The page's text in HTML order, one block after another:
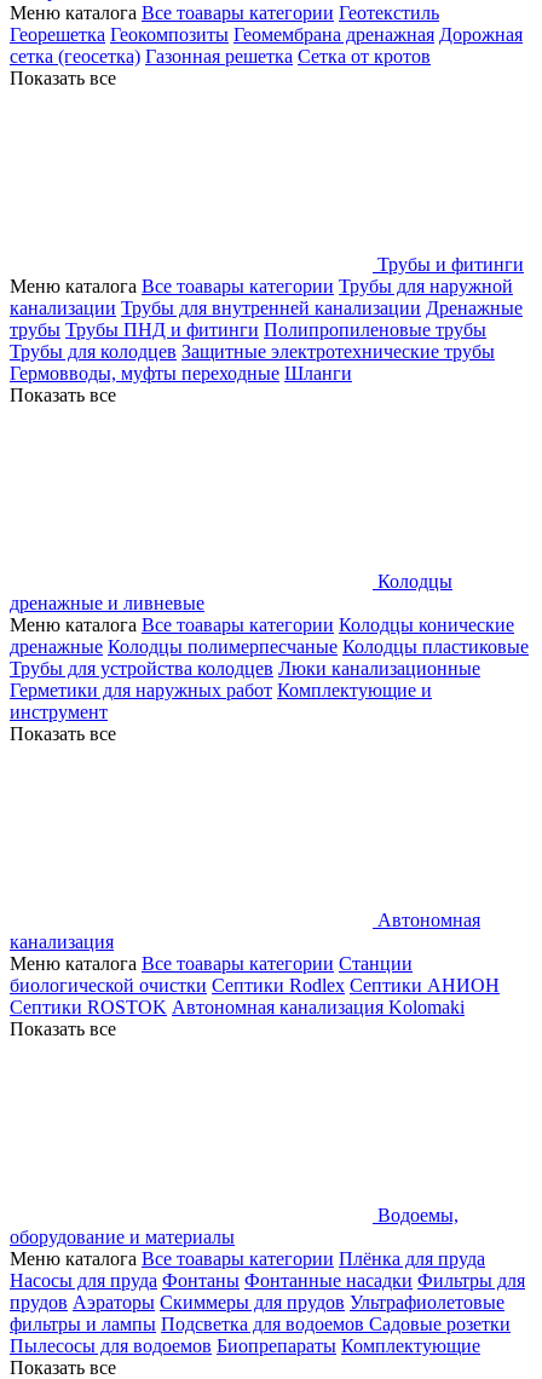
Меню каталога Все тоавары категории Геотекстиль
Георешетка Геокомпозиты Геомембрана дренажная Дорожная
сетка (геосетка) Газонная решетка Сетка от кротов
Показать все
Трубы и фитинги
Меню каталога Все тоавары категории Трубы для наружной
канализации Трубы для внутренней канализации Дренажные
трубы Трубы ПНД и фитинги Полипропиленовые трубы
Трубы для колодцев Защитные электротехнические трубы
Гермовводы, муфты переходные Шланги
Показать все
Колодцы
дренажные и ливневые
Меню каталога Все тоавары категории Колодцы конические
дренажные Колодцы полимерпесчаные Колодцы пластиковые
Трубы для устройства колодцев Люки канализационные
Герметики для наружных работ Комплектующие и
инструмент
Показать все
Автономная
канализация
Меню каталога Все тоавары категории Станции
биологической очистки Септики Rodlex Септики АНИОН
Септики ROSTOK Автономная канализация Kolomaki
Показать все
Водоемы,
оборудование и материалы
Меню каталога Все тоавары категории Плёнка для пруда
Насосы для пруда Фонтаны Фонтанные насадки Фильтры для
прудов Аэраторы Скиммеры для прудов Ультрафиолетовые
фильтры и лампы Подсветка для водоемов Садовые розетки
Пылесосы для водоемов Биопрепараты Комплектующие
Показать все